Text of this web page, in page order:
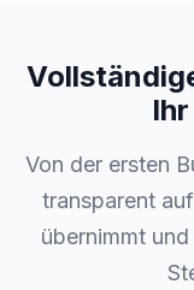
Von der ersten
transparent
übernimmt